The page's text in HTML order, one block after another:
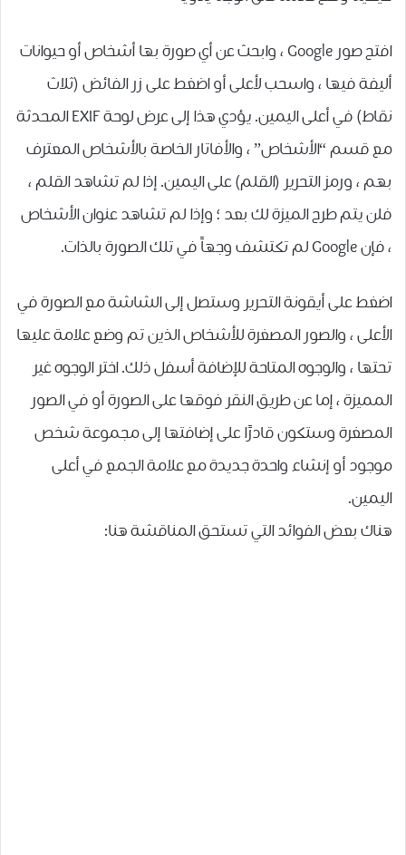
افتح صور Google ، وابحث عن أي صورة بها أشخاص أو حيوانات
أليفة فيها ، واسحب لأعلى أو اضغط على زر الفائض (ثلاث
نقاط) في أعلى اليمين. يؤدي هذا إلى عرض لوحة EXIF ​​المحدثة
مع قسم “الأشخاص” ، والأفاتار الخاصة بالأشخاص المعترف
بهم ، ورمز التحرير (القلم) على اليمين. إذا لم تشاهد القلم ،
فلن يتم طرح الميزة لك بعد ؛ وإذا لم تشاهد عنوان الأشخاص
، فإن Google لم تكتشف وجهاً في تلك الصورة بالذات.
اضغط على أيقونة التحرير وستصل إلى الشاشة مع الصورة في
الأعلى ، والصور المصغرة للأشخاص الذين تم وضع علامة عليها
تحتها ، والوجوه المتاحة للإضافة أسفل ذلك. اختر الوجوه غير
المميزة ، إما عن طريق النقر فوقها على الصورة أو في الصور
المصغرة وستكون قادرًا على إضافتها إلى مجموعة شخص
موجود أو إنشاء واحدة جديدة مع علامة الجمع في أعلى
اليمين.
هناك بعض الفوائد التي تستحق المناقشة هنا: